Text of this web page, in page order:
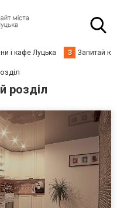
і кафе Луцька З Запитай
розділ